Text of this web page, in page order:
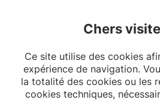
Encadrant.es : Jennifer Zeitlin,
Lire la suite
OPPaLE
Chers
Ce site utilise des cookies
expérience de navigation.
la totalité des cookies ou les
cookies techniques,